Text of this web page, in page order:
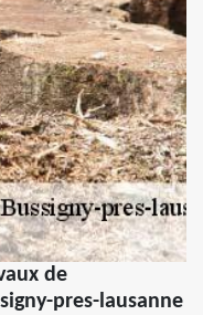
de
pres-lausanne